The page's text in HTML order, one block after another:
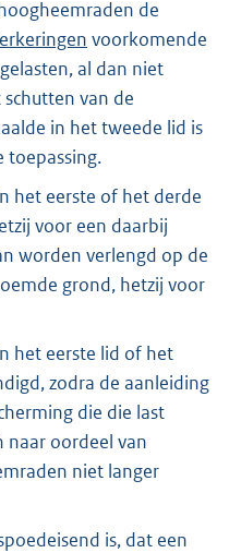
de
voorkomende
al dan niet
van de
in het tweede lid is
toepassing.
het eerste of het derde
voor een daarbij
worden verlengd op de
grond, hetzij voor
het eerste lid of het
zodra de aanleiding
die die last
naar oordeel van
niet langer
is, dat een